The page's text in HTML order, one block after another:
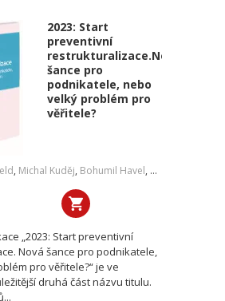
2023: Start
preventivní
restrukturalizace.Nová
šance pro
podnikatele, nebo
velký problém pro
věřitele?
, Michal Kuděj, Bohumil Havel, Petr Sprinz
„2023: Start preventivní
Nová šance pro podnikatele,
pro věřitele?“ je ve
druhá část názvu titulu.